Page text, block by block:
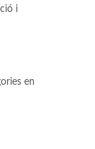
i
en